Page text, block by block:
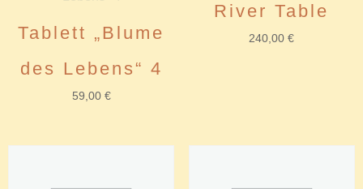
Tablett „Blume
des Lebens“ 4
59,00 €
River Table
240,00€